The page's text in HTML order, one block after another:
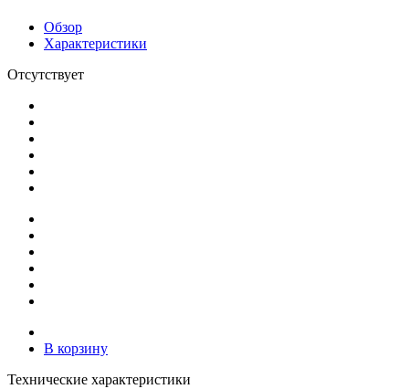
Обзор
Характеристики
Отсутствует
В корзину
Технические характеристики